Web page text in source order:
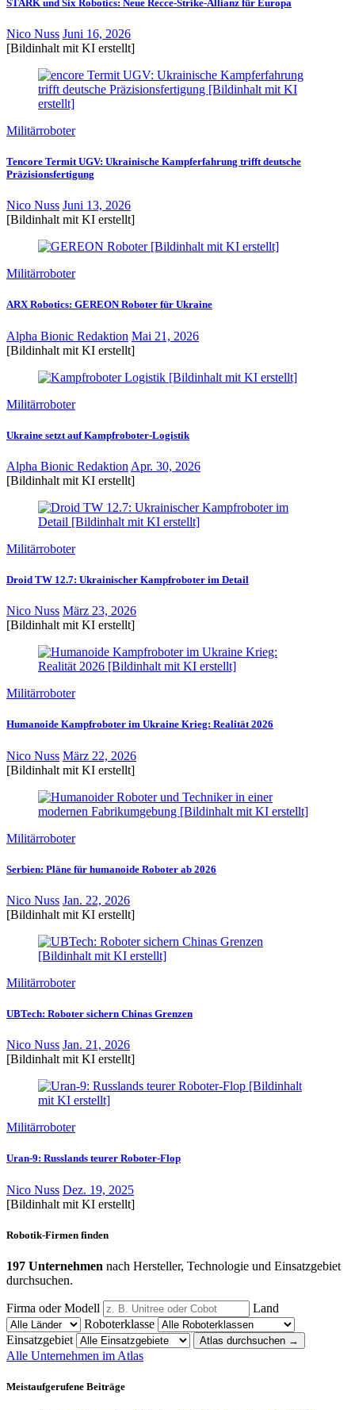
STARK und Six Robotics: Neue Recce-Strike-Allianz für Europa
Nico Nuss Juni 16, 2026
[Bildinhalt mit KI erstellt]
Militärroboter
Tencore Termit UGV: Ukrainische Kampferfahrung trifft deutsche
Präzisionsfertigung
Nico Nuss Juni 13, 2026
[Bildinhalt mit KI erstellt]
Militärroboter
ARX Robotics: GEREON Roboter für Ukraine
Alpha Bionic Redaktion Mai 21, 2026
[Bildinhalt mit KI erstellt]
Militärroboter
Ukraine setzt auf Kampfroboter-Logistik
Alpha Bionic Redaktion Apr. 30, 2026
[Bildinhalt mit KI erstellt]
Militärroboter
Droid TW 12.7: Ukrainischer Kampfroboter im Detail
Nico Nuss März 23, 2026
[Bildinhalt mit KI erstellt]
Militärroboter
Humanoide Kampfroboter im Ukraine Krieg: Realität 2026
Nico Nuss März 22, 2026
[Bildinhalt mit KI erstellt]
Militärroboter
Serbien: Pläne für humanoide Roboter ab 2026
Nico Nuss Jan. 22, 2026
[Bildinhalt mit KI erstellt]
Militärroboter
UBTech: Roboter sichern Chinas Grenzen
Nico Nuss Jan. 21, 2026
[Bildinhalt mit KI erstellt]
Militärroboter
Uran-9: Russlands teurer Roboter-Flop
Nico Nuss Dez. 19, 2025
[Bildinhalt mit KI erstellt]
Robotik-Firmen finden
197 Unternehmen nach Hersteller, Technologie und Einsatzgebiet
durchsuchen.
Firma oder Modell
Land
Roboterklasse
Einsatzgebiet
Atlas durchsuchen →
Alle Unternehmen im Atlas
Meistaufgerufene Beiträge